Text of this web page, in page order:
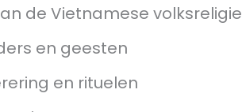
de Vietnamese volksreligie
en geesten
en rituelen